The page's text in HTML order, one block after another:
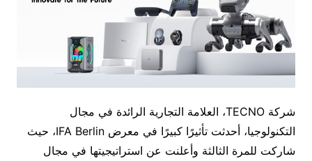
شركة TECNO، العلامة التجارية الرائدة في مجال
التكنولوجيا، أحدثت تأثيرًا كبيرًا في معرض IFA Berlin، حيث
شاركت للمرة الثالثة وأعلنت عن استراتيجيتها في مجال